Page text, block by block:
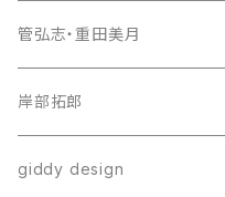
管弘志・重田美月
岸部拓郎
giddy design